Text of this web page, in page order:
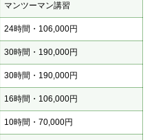
マンツーマン講習
24時間・106,000円
30時間・190,000円
30時間・190,000円
16時間・106,000円
10時間・70,000円